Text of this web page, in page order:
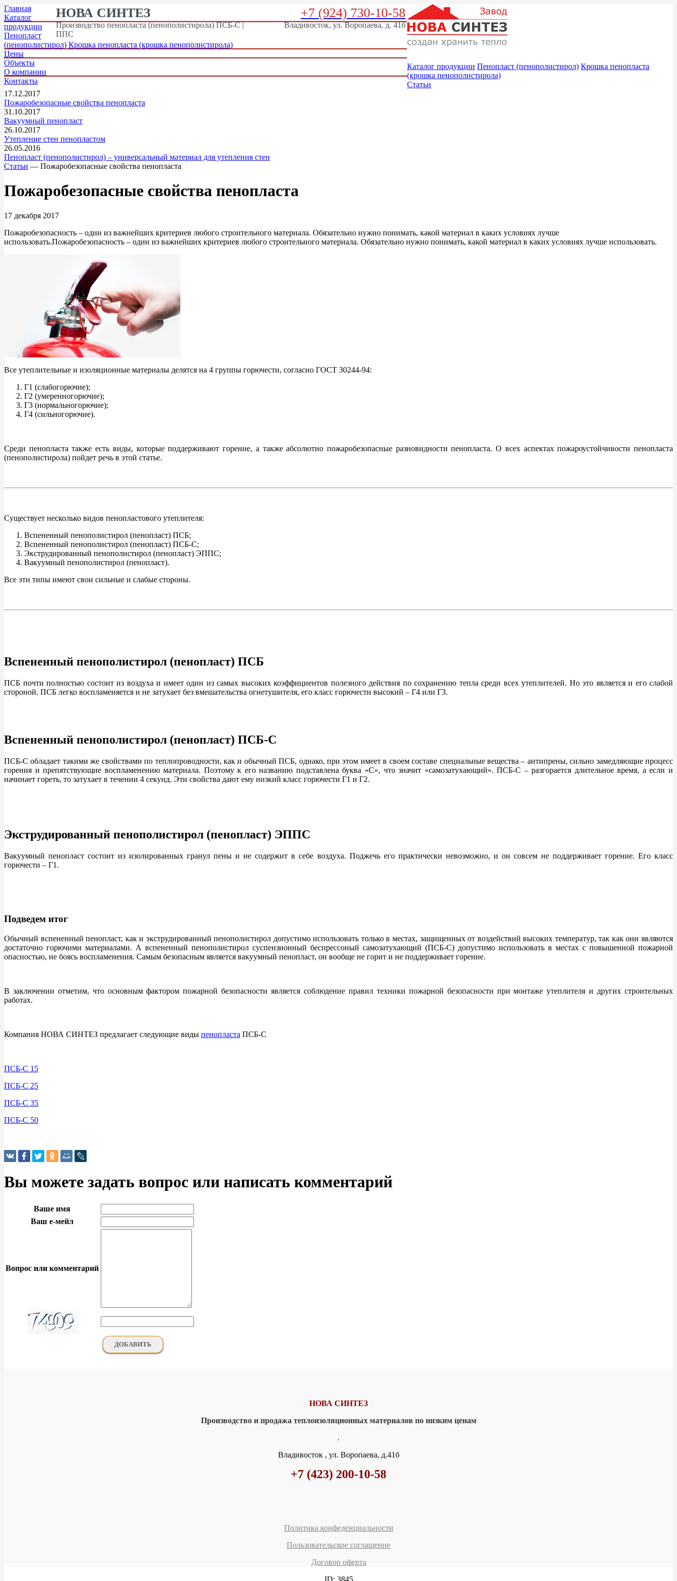
НОВА СИНТЕЗ
Производство пенопласта (пенополистирола) ПСБ-С |
ППС
+7 (924) 730-10-58
Владивосток, ул. Воропаева, д. 41б
Главная
Каталог
продукции
Пенопласт
(пенополистирол) Крошка пенопласта (крошка пенополистирола)
Цены
Объекты
О компании
Контакты
Каталог продукции Пенопласт (пенополистирол) Крошка пенопласта
(крошка пенополистирола)
Статьи
17.12.2017
Пожаробезопасные свойства пенопласта
31.10.2017
Вакуумный пенопласт
26.10.2017
Утепление стен пенопластом
26.05.2016
Пенопласт (пенополистирол) – универсальный материал для утепления стен
Статьи — Пожаробезопасные свойства пенопласта
Пожаробезопасные свойства пенопласта
17 декабря 2017
Пожаробезопасность – один из важнейших критериев любого строительного материала. Обязательно нужно понимать, какой материал в каких условиях лучше
использовать.Пожаробезопасность – один из важнейших критериев любого строительного материала. Обязательно нужно понимать, какой материал в каких условиях лучше использовать.
Все утеплительные и изоляционные материалы делятся на 4 группы горючести, согласно ГОСТ 30244-94:
Г1 (слабогорючие);
Г2 (умеренногорючие);
Г3 (нормальногорючие);
Г4 (сильногорючие).
Среди пенопласта также есть виды, которые поддерживают горение, а также абсолютно пожаробезопасные разновидности пенопласта. О всех аспектах пожароустойчивости пенопласта
(пенополистирола) пойдет речь в этой статье.
Существует несколько видов пенопластового утеплителя:
Вспененный пенополистирол (пенопласт) ПСБ;
Вспененный пенополистирол (пенопласт) ПСБ-С;
Экструдированный пенополистирол (пенопласт) ЭППС;
Вакуумный пенополистирол (пенопласт).
Все эти типы имеют свои сильные и слабые стороны.
Вспененный пенополистирол (пенопласт) ПСБ
ПСБ почти полностью состоит из воздуха и имеет один из самых высоких коэффициентов полезного действия по сохранению тепла среди всех утеплителей. Но это является и его слабой
стороной. ПСБ легко воспламеняется и не затухает без вмешательства огнетушителя, его класс горючести высокий – Г4 или Г3.
Вспененный пенополистирол (пенопласт) ПСБ-С
ПСБ-С обладает такими же свойствами по теплопроводности, как и обычный ПСБ, однако, при этом имеет в своем составе специальные вещества – антипрены, сильно замедляющие процесс
горения и препятствующие воспламенению материала. Поэтому к его названию подставлена буква «С», что значит «самозатухающий». ПСБ-С – разгорается длительное время, а если и
начинает гореть, то затухает в течении 4 секунд. Эти свойства дают ему низкий класс горючести Г1 и Г2.
Экструдированный пенополистирол (пенопласт) ЭППС
Вакуумный пенопласт состоит из изолированных гранул пены и не содержит в себе воздуха. Поджечь его практически невозможно, и он совсем не поддерживает горение. Его класс
горючести – Г1.
Подведем итог
Обычный вспененный пенопласт, как и экструдированный пенополистирол допустимо использовать только в местах, защищенных от воздействий высоких температур, так как они являются
достаточно горючими материалами. А вспененный пенополистирол суспензионный беспрессоный самозатухающий (ПСБ-С) допустимо использовать в местах с повышенной пожарной
опасностью, не боясь воспламенения. Самым безопасным является вакуумный пенопласт, он вообще не горит и не поддерживает горение.
В заключении отметим, что основным фактором пожарной безопасности является соблюдение правил техники пожарной безопасности при монтаже утеплителя и других строительных
работах.
Компания НОВА СИНТЕЗ предлагает следующие виды пенопласта ПСБ-С
ПСБ-С 15
ПСБ-С 25
ПСБ-С 35
ПСБ-С 50
Вы можете задать вопрос или написать комментарий
Ваше имя
Ваш е-мейл
Вопрос или комментарий
НОВА СИНТЕЗ
Производство и продажа теплоизоляционных материалов по низким ценам
.
Владивосток , ул. Воропаева, д.41б
+7 (423) 200-10-58
Политика конфеденциальности
Пользовательское соглашение
Договор оферта
ID: 3845